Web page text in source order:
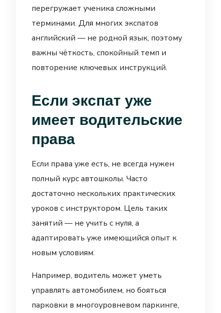
перегружает ученика сложными
терминами. Для многих экспатов
английский — не родной язык, поэтому
важны чёткость, спокойный темп и
повторение ключевых инструкций.
Если экспат уже
имеет водительские
права
Если права уже есть, не всегда нужен
полный курс автошколы. Часто
достаточно нескольких практических
уроков с инструктором. Цель таких
занятий — не учить с нуля, а
адаптировать уже имеющийся опыт к
новым условиям.
Например, водитель может уметь
управлять автомобилем, но бояться
парковки в многоуровневом паркинге,